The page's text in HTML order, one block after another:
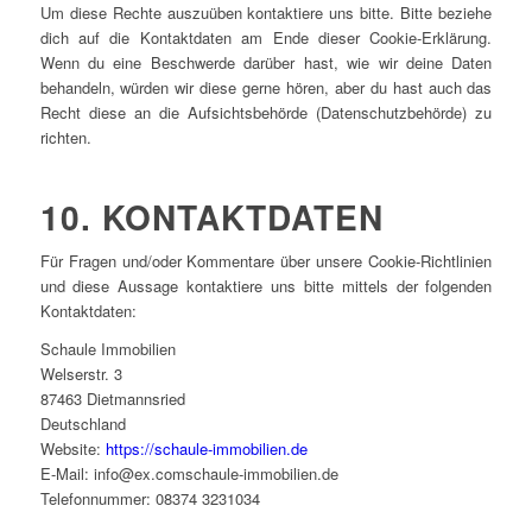
Um diese Rechte auszuüben kontaktiere uns bitte. Bitte beziehe
dich auf die Kontaktdaten am Ende dieser Cookie-Erklärung.
Wenn du eine Beschwerde darüber hast, wie wir deine Daten
behandeln, würden wir diese gerne hören, aber du hast auch das
Recht diese an die Aufsichtsbehörde (Datenschutzbehörde) zu
richten.
10. KONTAKTDATEN
Für Fragen und/oder Kommentare über unsere Cookie-Richtlinien
und diese Aussage kontaktiere uns bitte mittels der folgenden
Kontaktdaten:
Schaule Immobilien
Welserstr. 3
87463 Dietmannsried
Deutschland
Website: https://schaule-immobilien.de
E-Mail: info@ex.comschaule-immobilien.de
Telefonnummer: 08374 3231034